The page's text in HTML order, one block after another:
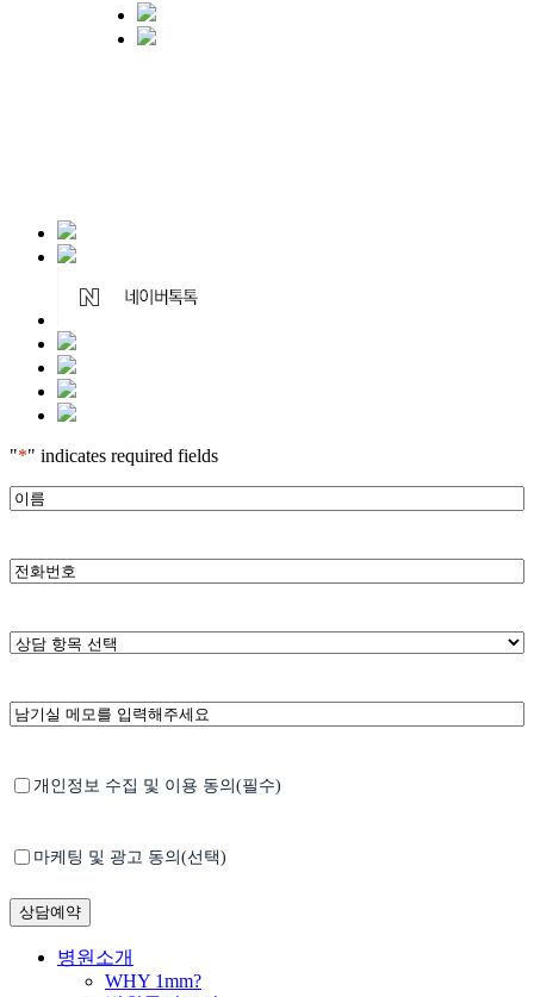
"*" indicates required fields
이*
휴
번
*
상
목
*
남
메
Untitled*
개인정보 수집 및 이용 동의(필수)
Untitled
마케팅 및 광고 동의(선택)
Close
병원소개
WHY 1mm?